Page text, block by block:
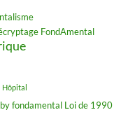
FondAmental
Hôpital
fondamental Loi de 1990